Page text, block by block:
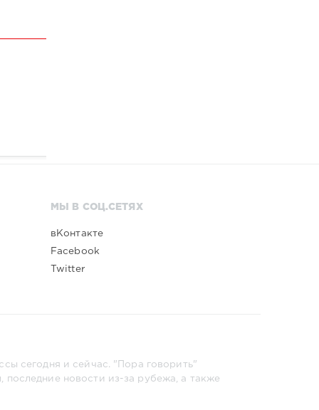
МЫ В СОЦ.СЕТЯХ
вКонтакте
Facebook
Twitter
сегодня и сейчас. "Пора говорить"
новости из-за рубежа, а также